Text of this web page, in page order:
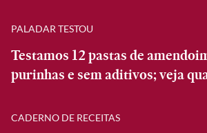
PALADAR TESTOU
Testamos 12 pastas de
purinhas e sem aditivos; veja
CADERNO DE RECEITAS